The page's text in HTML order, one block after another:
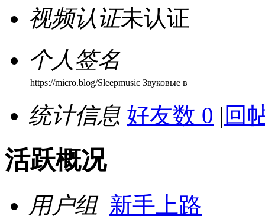
视频认证未认证
个人签名
https://micro.blog/Sleepmusic Звуковые в
统计信息 好友数 0 | 回
活跃概况
用户组 新手上路